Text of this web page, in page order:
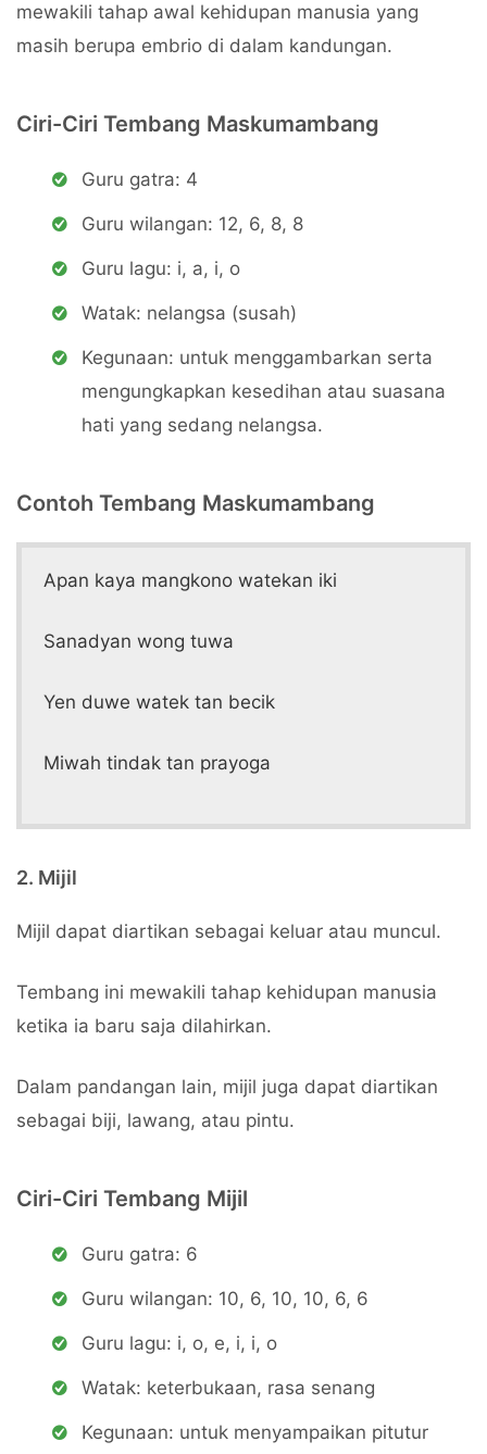
mewakili tahap awal kehidupan manusia yang
masih berupa embrio di dalam kandungan.
Ciri-Ciri Tembang Maskumambang
Guru gatra: 4
Guru wilangan: 12, 6, 8, 8
Guru lagu: i, a, i, o
Watak: nelangsa (susah)
Kegunaan: untuk menggambarkan serta
mengungkapkan kesedihan atau suasana
hati yang sedang nelangsa.
Contoh Tembang Maskumambang
Apan kaya mangkono watekan iki
Sanadyan wong tuwa
Yen duwe watek tan becik
Miwah tindak tan prayoga
2. Mijil
Mijil dapat diartikan sebagai keluar atau muncul.
Tembang ini mewakili tahap kehidupan manusia
ketika ia baru saja dilahirkan.
Dalam pandangan lain, mijil juga dapat diartikan
sebagai biji, lawang, atau pintu.
Ciri-Ciri Tembang Mijil
Guru gatra: 6
Guru wilangan: 10, 6, 10, 10, 6, 6
Guru lagu: i, o, e, i, i, o
Watak: keterbukaan, rasa senang
Kegunaan: untuk menyampaikan pitutur